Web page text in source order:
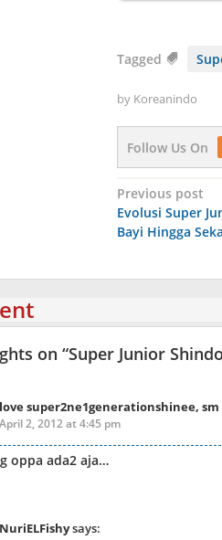
Tagged
by Koreanindo
Follow Us On
Post
Previous post
Evolusi Super
Bayi Hingga
on “Super Junior
love super2ne1generationshinee,
April 2, 2012 at 4:45 pm
oppa ada2 aja…
NuriELFishysays: